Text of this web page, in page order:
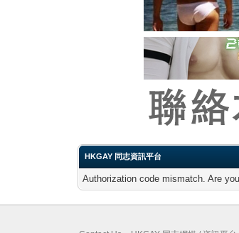
HKGAY 同志資訊平台
Authorization code mismatch. Are